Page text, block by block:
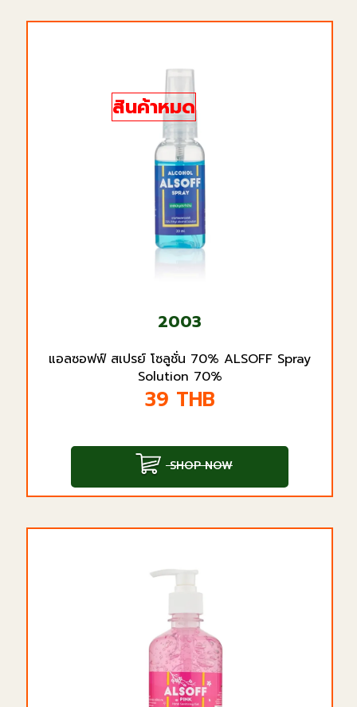
สินค้าหมด
2003
แอลซอฟฟ์ สเปรย์ โซลูชั่น 70% ALSOFF Spray
Solution 70%
39 THB
SHOP NOW